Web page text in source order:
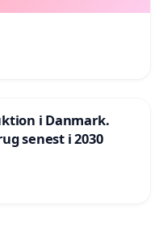
i Danmark.
senest i 2030